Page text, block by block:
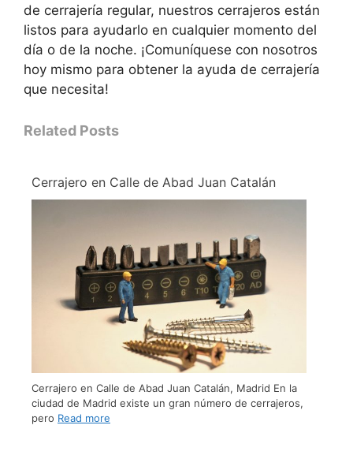
de cerrajería regular, nuestros cerrajeros están
listos para ayudarlo en cualquier momento del
día o de la noche. ¡Comuníquese con nosotros
hoy mismo para obtener la ayuda de cerrajería
que necesita!
Related Posts
Cerrajero en Calle de Abad Juan Catalán
Cerrajero en Calle de Abad Juan Catalán, Madrid En la
ciudad de Madrid existe un gran número de cerrajeros,
pero Read more